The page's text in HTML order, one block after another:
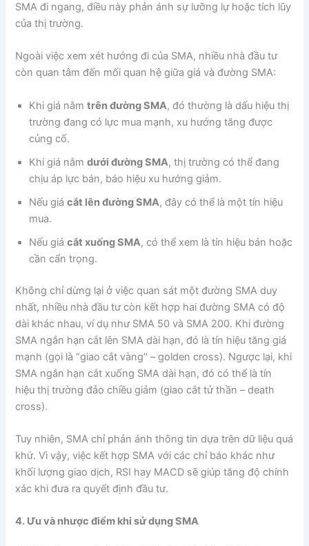
SMA đi ngang, điều này phản ánh sự lưỡng lự hoặc tích lũy
của thị trường.
Ngoài việc xem xét hướng đi của SMA, nhiều nhà đầu tư
còn quan tâm đến mối quan hệ giữa giá và đường SMA:
Khi giá nằmtrên đường SMA, đó thường là dấu hiệu thị
trường đang có lực mua mạnh, xu hướng tăng được
củng cố.
Khi giá nằmdưới đường SMA, thị trường có thể đang
chịu áp lực bán, báo hiệu xu hướng giảm.
Nếu giácắt lên đường SMA, đây có thể là một tín hiệu
mua.
Nếu giácắt xuống SMA, có thể xem là tín hiệu bán hoặc
cần cẩn trọng.
Không chỉ dừng lại ở việc quan sát một đường SMA duy
nhất, nhiều nhà đầu tư còn kết hợp hai đường SMA có độ
dài khác nhau, ví dụ như SMA 50 và SMA 200. Khi đường
SMA ngắn hạn cắt lên SMA dài hạn, đó là tín hiệu tăng giá
mạnh (gọi là “giao cắt vàng” – golden cross). Ngược lại, khi
SMA ngắn hạn cắt xuống SMA dài hạn, đó có thể là tín
hiệu thị trường đảo chiều giảm (giao cắt tử thần – death
cross).
Tuy nhiên, SMA chỉ phản ánh thông tin dựa trên dữ liệu quá
khứ. Vì vậy, việc kết hợp SMA với các chỉ báo khác như
khối lượng giao dịch, RSI hay MACD sẽ giúp tăng độ chính
xác khi đưa ra quyết định đầu tư.
4. Ưu và nhược điểm khi sử dụng SMA